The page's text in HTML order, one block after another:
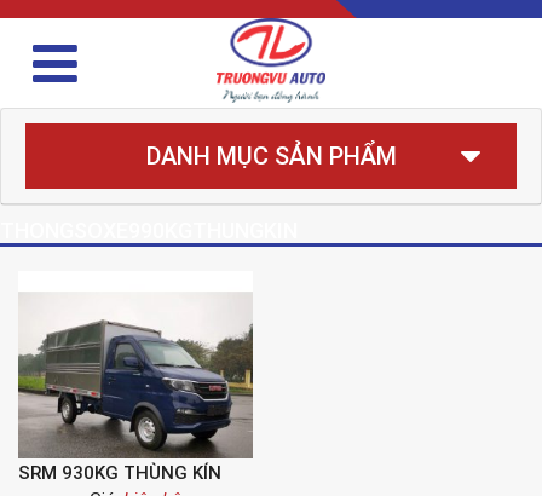
DANH MỤC SẢN PHẨM
SRM 930KG THÙNG KÍN